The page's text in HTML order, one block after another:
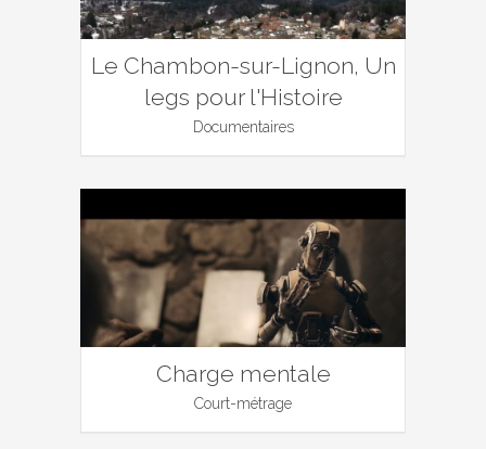
Le Chambon-sur-Lignon, Un
legs pour l'Histoire
Documentaires
Charge mentale
Court-métrage